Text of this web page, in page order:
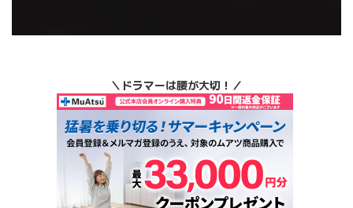
＼ドラマーは腰が大切！／